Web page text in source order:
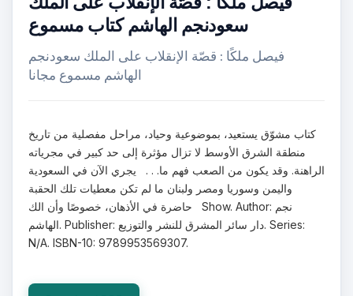
سعودنجم الهاشم كتاب مسموع
فيصل ملكًا : قصّة الإنقلاب على الملك سعودنجم
الهاشم مسموع مجانا
كتاب مشوّق يستعيد، بموضوعية وحياد، مراحل مفصلية من تاريخ
منطقة الشرق الأوسط لا تزال مؤثرة إلى حد كبير في مجرياته
الراهنة. وقد يكون من الصعب فهم ما. . . يجري الآن في السعودية
واليمن وسوريا ومصر ولبنان ما لم تكن معطيات تلك الحقبة
حاضرة في الأذهان، خصوصًا وأن الك Show. Author: نجم
الهاشم. Publisher: دار سائر المشرق للنشر والتوزيع. Series:
N/A. ISBN-10: 9789953569307.